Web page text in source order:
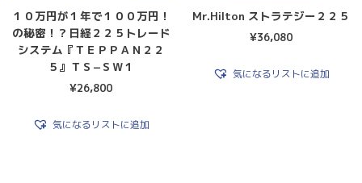
１０万円が１年で１００万円！
の秘密！？日経２２５トレード
システム『ＴＥＰＰＡＮ２２
５』ＴＳ−ＳＷ１
¥26,800
気になるリストに追加
Mr.Hilton ストラテジー２２５
¥36,080
気になるリストに追加